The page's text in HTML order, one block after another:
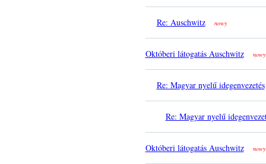
Re: Auschwitz nowy
Októberi látogatás Auschwitz nowy
Re: Magyar nyelű idegenvezetés
Re: Magyar nyelű
Októberi látogatás Auschwitz nowy